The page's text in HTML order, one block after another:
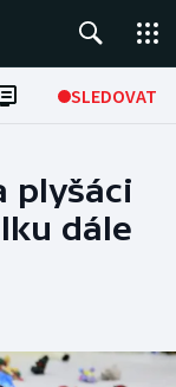
SLEDOVAT
plyšáci
dále